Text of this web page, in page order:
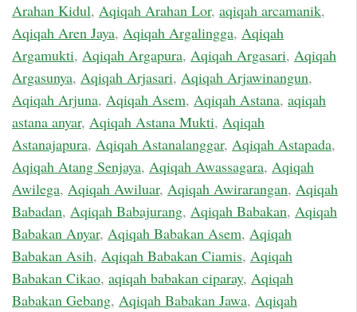
Arahan Kidul, Aqiqah Arahan Lor, aqiqah arcamanik,
Aqiqah Aren Jaya, Aqiqah Argalingga, Aqiqah
Argamukti, Aqiqah Argapura, Aqiqah Argasari, Aqiqah
Argasunya, Aqiqah Arjasari, Aqiqah Arjawinangun,
Aqiqah Arjuna, Aqiqah Asem, Aqiqah Astana, aqiqah
astana anyar, Aqiqah Astana Mukti, Aqiqah
Astanajapura, Aqiqah Astanalanggar, Aqiqah Astapada,
Aqiqah Atang Senjaya, Aqiqah Awassagara, Aqiqah
Awilega, Aqiqah Awiluar, Aqiqah Awirarangan, Aqiqah
Babadan, Aqiqah Babajurang, Aqiqah Babakan, Aqiqah
Babakan Anyar, Aqiqah Babakan Asem, Aqiqah
Babakan Asih, Aqiqah Babakan Ciamis, Aqiqah
Babakan Cikao, aqiqah babakan ciparay, Aqiqah
Babakan Gebang, Aqiqah Babakan Jawa, Aqiqah